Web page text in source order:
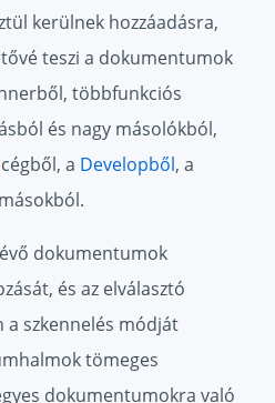
kerülnek hozzáadásra,
teszi a dokumentumok
többfunkciós
és nagy másolókból,
cégből, a Developből, a
dokumentumok
és az elválasztó
a szkennelés módját
tömeges
dokumentumokra való